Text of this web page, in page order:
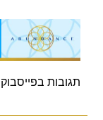
תגובות בפייסבוק